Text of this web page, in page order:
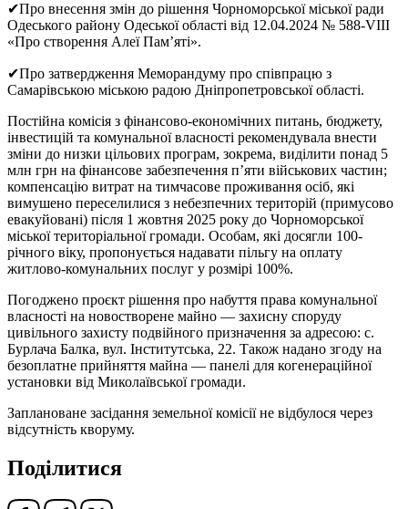
✔Про внесення змін до рішення Чорноморської міської ради
Одеського району Одеської області від 12.04.2024 № 588-VIII
«Про створення Алеї Пам’яті».
✔Про затвердження Меморандуму про співпрацю з
Самарівською міською радою Дніпропетровської області.
Постійна комісія з фінансово-економічних питань, бюджету,
інвестицій та комунальної власності рекомендувала внести
зміни до низки цільових програм, зокрема, виділити понад 5
млн грн на фінансове забезпечення п’яти військових частин;
компенсацію витрат на тимчасове проживання осіб, які
вимушено переселилися з небезпечних територій (примусово
евакуйовані) після 1 жовтня 2025 року до Чорноморської
міської територіальної громади. Особам, які досягли 100-
річного віку, пропонується надавати пільгу на оплату
житлово-комунальних послуг у розмірі 100%.
Погоджено проєкт рішення про набуття права комунальної
власності на новостворене майно — захисну споруду
цивільного захисту подвійного призначення за адресою: с.
Бурлача Балка, вул. Інститутська, 22. Також надано згоду на
безоплатне прийняття майна — панелі для когенераційної
установки від Миколаївської громади.
Заплановане засідання земельної комісії не відбулося через
відсутність кворуму.
Поділитися